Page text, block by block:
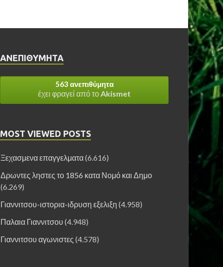
ΑΝΕΠΙΘΎΜΗΤΑ
563 ανεπιθύμητα
έχει φραγεί από τοAkismet
MOST VIEWED POSTS
Ξεχασμενα επαγγελματα(6.616)
Δρωντες ληστες το 1856 κατα Νομό και Δημο
(6.269)
Γιαννιτσου-ιστορια-ιδρυση εξελιξη (4.958)
Παλαια Γιαννιτσου (4.948)
Γιαννιτσου αγωνιστες (4.578)